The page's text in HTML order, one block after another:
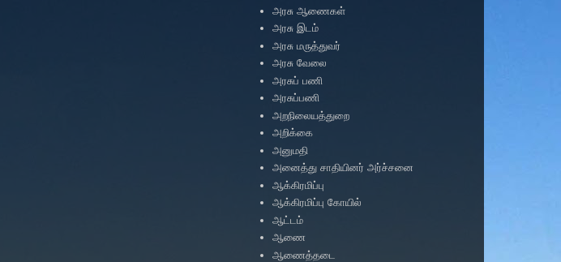
அரசு ஆணைகள்
அரசு இடம்
அரசு மருத்துவர்
அரசு வேலை
அரசுப் பணி
அரசுப்பணி
அறநிலையத்துறை
அறிக்கை
அனுமதி
அனைத்து சாதியினர் அர்ச்சனை
ஆக்கிரமிப்பு
ஆக்கிரமிப்பு கோயில்
ஆட்டம்
ஆணை
ஆணைத்தடை